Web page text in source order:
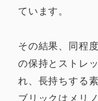
ています。
その結果、同程
の保持とストレ
れ、長持ちする
ブリックはメリ